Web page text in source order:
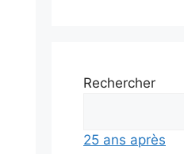
Rechercher
25 ans après